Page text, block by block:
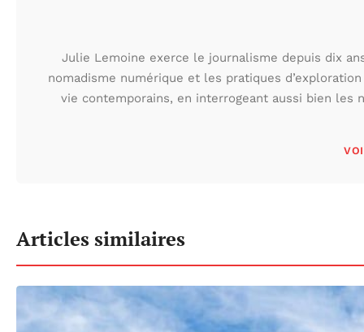
Julie Lemoine exerce le journalisme depuis dix
nomadisme numérique et les pratiques
vie contemporains, en interrogeant aussi bien
Articles similaires